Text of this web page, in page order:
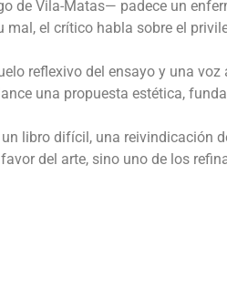
de Vila-Matas— padece un
el crítico habla sobre el
reflexivo del ensayo y una
una propuesta estética,
libro difícil, una reivindicación
del arte, sino uno de los